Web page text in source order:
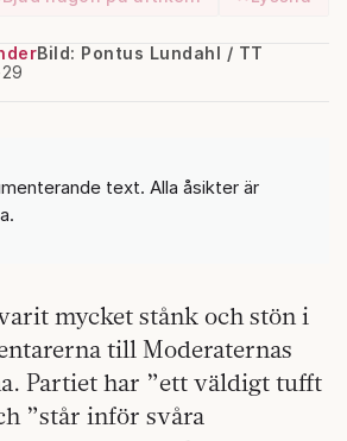
Bild: Pontus Lundahl / TT
text. Alla åsikter är
mycket stånk och stön i
till Moderaternas
Partiet har ”ett väldigt tufft
”står inför svåra